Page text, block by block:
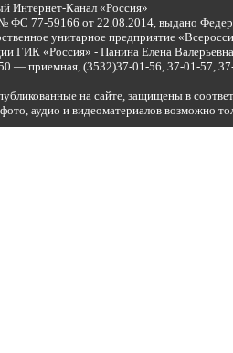
Интернет-Канал «Россия»
ФС 77-59166 от 22.08.2014, выдано
унитарное предприятие
ГИК «Россия» - Панина Елена
— приемная, (3532)37-01-56, 37-01-57,
на сайте, защищены в
аудио и видеоматериалов возможно